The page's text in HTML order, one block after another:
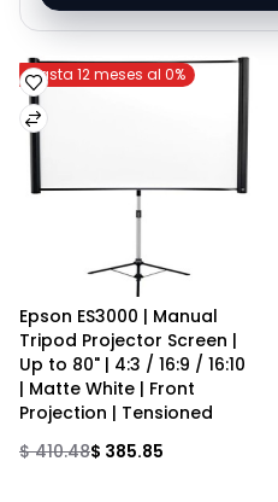
Hasta 12 meses al 0%
Epson ES3000 | Manual
Tripod Projector Screen |
Up to 80" | 4:3 / 16:9 / 16:10
| Matte White | Front
Projection | Tensioned
$ 410.48$ 385.85